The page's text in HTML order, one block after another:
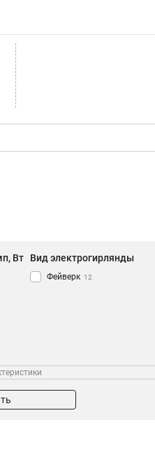
Вт Вид электрогирлянды
Фейверк 12